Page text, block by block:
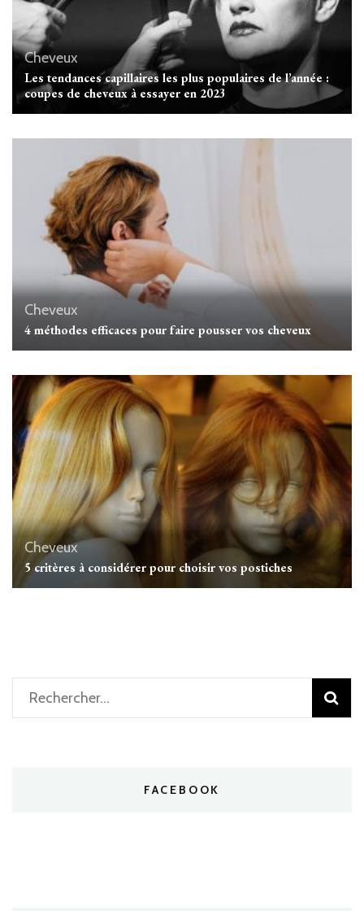
Cheveux
Les tendances capillaires les plus populaires de l’année :
coupes de cheveux à essayer en 2023
Cheveux
4 méthodes efficaces pour faire pousser vos cheveux
Cheveux
5 critères à considérer pour choisir vos postiches
Rechercher :
FACEBOOK